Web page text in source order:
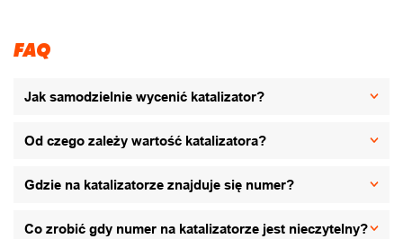
FAQ
Jak samodzielnie wycenić katalizator?
Od czego zależy wartość katalizatora?
Gdzie na katalizatorze znajduje się numer?
Co zrobić gdy numer na katalizatorze jest nieczytelny?